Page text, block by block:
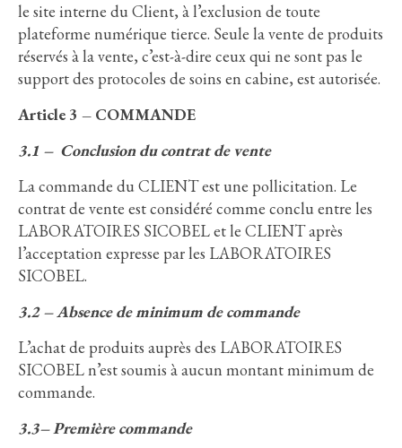
le site interne du Client, à l’exclusion de toute
plateforme numérique tierce. Seule la vente de produits
réservés à la vente, c’est-à-dire ceux qui ne sont pas le
support des protocoles de soins en cabine, est autorisée.
Article 3 – COMMANDE
3.1 – Conclusion du contrat de vente
La commande du CLIENT est une pollicitation. Le
contrat de vente est considéré comme conclu entre les
LABORATOIRES SICOBEL et le CLIENT après
l’acceptation expresse par les LABORATOIRES
SICOBEL.
3.2 – Absence de minimum de commande
L’achat de produits auprès des LABORATOIRES
SICOBEL n’est soumis à aucun montant minimum de
commande.
3.3– Première commande